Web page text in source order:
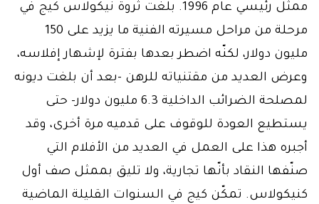
ممثل رئيسي عام 1996. بلغت ثروة نيكولاس كيج في
مرحلة من مراحل مسيرته الفنية ما يزيد على 150
مليون دولار، لكنّه اضطر بعدها بفترة لإشهار إفلاسه،
وعرض العديد من مقتنياته للرهن -بعد أن بلغت ديونه
لمصلحة الضرائب الداخلية 6.3 مليون دولار- حتى
يستطيع العودة للوقوف على قدميه مرة أخرى، وقد
أجبره هذا على العمل في العديد من الأفلام التي
صنّفها النقاد بأنّها تجارية، ولا تليق بممثل صف أول
كنيكولاس. تمكّن كيج في السنوات القليلة الماضية